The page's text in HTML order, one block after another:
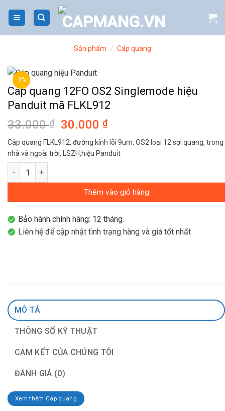
Sản phẩm / Cáp quang
-9%
Cáp quang 12FO OS2 Singlemode hiệu
Panduit mã FLKL912
33.000₫
Giá
gốc
là:
33.000 ₫.
30.000₫Giá
hiện
tại
Cáp quang FLKL912, đường kính lõi 9um, OS2 loại 12 sợi quang, trong
nhà và ngoài trời, LSZH,hiệu Panduit
Cáp quang 12FO OS2 Singlemode hiệu Panduit mã FLKL912 số
Thêm vào giỏ hàng
Bảo hành chính hãng: 12 tháng.
Liên hệ để cập nhật tình trạng hàng và giá tốt nhất
MÔ TẢ
THÔNG SỐ KỸ THUẬT
CAM KẾT CỦA CHÚNG TÔI
ĐÁNH GIÁ (0)
Xem thêm Cáp quang